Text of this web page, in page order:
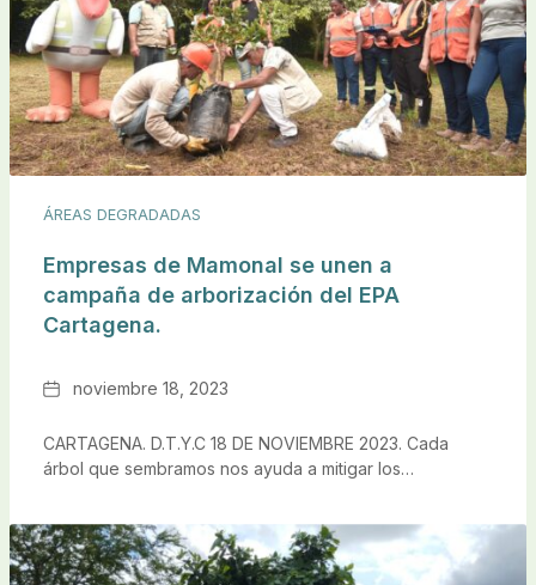
ÁREAS DEGRADADAS
Empresas de Mamonal se unen a
campaña de arborización del EPA
Cartagena.
Fechanoviembre 18, 2023
CARTAGENA. D.T.Y.C 18 DE NOVIEMBRE 2023. Cada
árbol que sembramos nos ayuda a mitigar los…